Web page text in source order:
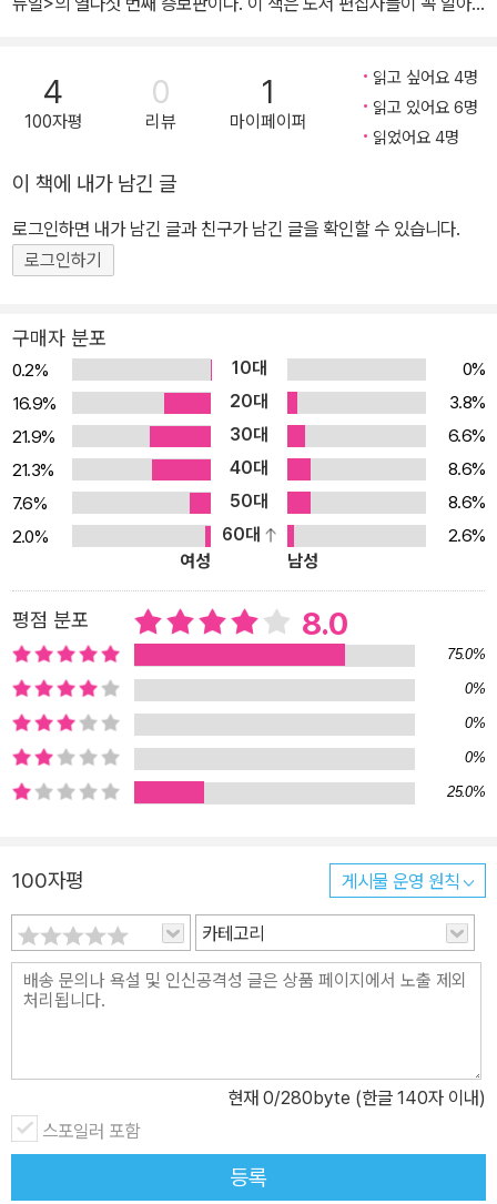
꾸준히 수요가 있어 왔다. 열린책들에서는 이에 부응하고자 매해 증
보판을 출간하고 있다. 1~3부에는 한글 맞춤법, 표준어 규정, 외래어
표기법 등 국립 국어원에서 공표한 규정을 싣고, 그 외에도 열린책들
는 용례를 따로 정리해 배치했다. 4부 <열린책들 편집 및 판면 디자
인 원칙>에서는 주석이나 참고 문헌 처리 등 편집상의 문제들과 열린
책들에서 사용하고 있는 서체, 글씨 크기, 행간, 자간 등을 공개했다.
5부 <편집자가 알아야 할 제작의 기초>에서는 책이 만들어지는 전반
대표 도서의 제작비 계산 방식을 표로 작성하여 공개했다. 특히 이번
해에는 의학 용어, 화학 용어 등 달라진 전문 용어 용례를 제시했다.
차별적 표기 순화 용례 또한 매년 새롭게 발표되는 인권 자료들을 참
고하여 내용을 대폭 추가했다. 그리고 제작에서 이제 거의 쓰이지 않
는 쿼크익스프레스를 다룬 내용을 덜어 냈고 ,이에 대해 <머리말>에
서 그 의미를 되짚어 보았다. 부록 1에서는 간기면, 저작권 계약, ISB
N, 납본 및 <편집 체크 리스트>를 삽입하여 편집 행정 실무를 한눈에
<출판권 설정 계약서>를 실었고, <각종 추천 도서 신청> 목록과 <도
서 정가제 Q&A>를 구성했으며, <도서 구입비 소득 공제> 관련 Q&
A 정보를 넣었다. 2022년에 개정된 「출판문화 산업 진흥법」과 시행
령 역시 반영하여 필요할 때마다 다른 자료를 찾을 필요 없이 필요한
정보를 손쉽게 얻을 수 있도록, 매뉴얼의 역할을 충실히 할 수 있도록
했다. 2023년판에 달라진 것 한글 맞춤법 ― <국어사전 등재 여부에
따라 띄어쓰기해야 하는 말> 내용 추가 ― <틀리기 쉬운 철자 용례>,
<틀리기 쉬운 띄어쓰기 용례> 내용 추가 ― <차별적 표기 순화 용례
가 알아야 할 제작의 기초 ― <책 만들기> 종이 단가표 업데이트, 제
작 단가 산정표 수정 ― CTP 인쇄와 필름 인쇄의 단가 차이 삭제 부
록 2 ― <각종 추천 도서 신청> 변경 내용 반영 ― <출판문화 산업
진흥법> 일부 교체(2022. 12. 8. 시행) ― <출판문화 산업 진흥법
시행령> 일부 교체(2021. 12. 8. 시행) 기타 ― R/r의 한글 표기 <아
4
100자평
0
리뷰
1
마이페이퍼
읽고 싶어요 4명
읽고 있어요 6명
읽었어요 4명
이 책에 내가 남긴 글
로그인하면 내가 남긴 글과 친구가 남긴 글을 확인할 수 있습니다.
로그인하기
구매자 분포
0.2% 10대
0%
16.9%
20대
3.8%
21.9%
30대
6.6%
21.3%
40대
8.6%
7.6%
50대
8.6%
2.0%
60대
2.6%
여성
남성
평점 분포 8.0
75.0%
0%
0%
0%
25.0%
100자평 게시물 운영 원칙
카테고리
현재 0/280byte (한글 140자 이내)
스포일러 포함
등록